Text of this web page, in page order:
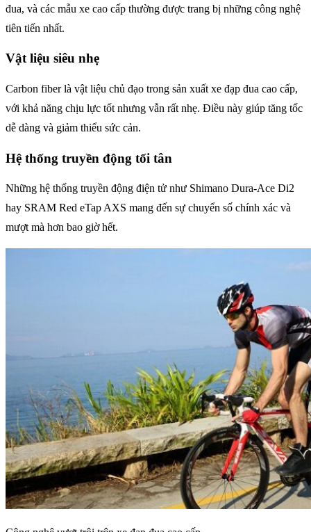
đua, và các mẫu xe cao cấp thường được trang bị những công nghệ
tiên tiến nhất.
Vật liệu siêu nhẹ
Carbon fiber là vật liệu chủ đạo trong sản xuất xe đạp đua cao cấp,
với khả năng chịu lực tốt nhưng vẫn rất nhẹ. Điều này giúp tăng tốc
dễ dàng và giảm thiểu sức cản.
Hệ thống truyền động tối tân
Những hệ thống truyền động điện tử như Shimano Dura-Ace Di2
hay SRAM Red eTap AXS mang đến sự chuyển số chính xác và
mượt mà hơn bao giờ hết.